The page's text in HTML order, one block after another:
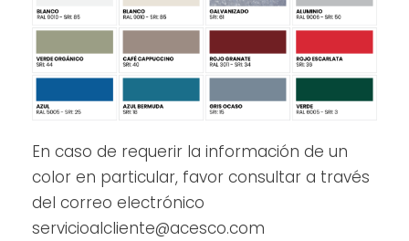
En caso de requerir la información de un
color en particular, favor consultar a través
del correo electrónico
servicioalcliente@acesco.com